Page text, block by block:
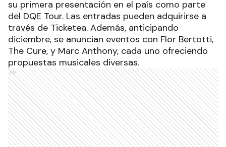
su primera presentación en el país como parte
del DQE Tour. Las entradas pueden adquirirse a
través de Ticketea. Además, anticipando
diciembre, se anuncian eventos con Flor Bertotti,
The Cure, y Marc Anthony, cada uno ofreciendo
propuestas musicales diversas.
Ads